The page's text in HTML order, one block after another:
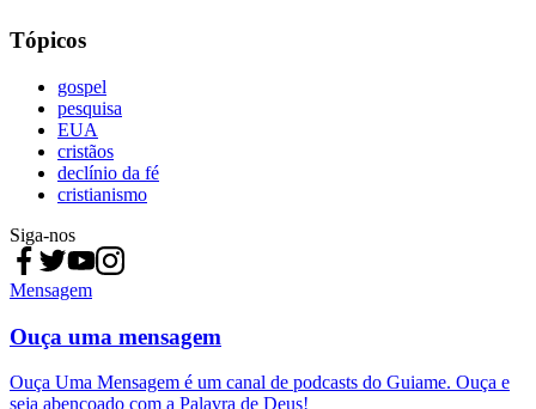
Tópicos
gospel
pesquisa
EUA
cristãos
declínio da fé
cristianismo
Siga-nos
Mensagem
Ouça uma mensagem
Ouça Uma Mensagem é um canal de podcasts do Guiame. Ouça e
seja abençoado com a Palavra de Deus!